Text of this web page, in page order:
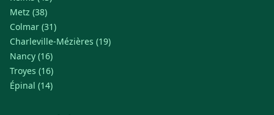
Metz (38)
Colmar (31)
Charleville-Mézières (19)
Nancy (16)
Troyes (16)
Épinal (14)